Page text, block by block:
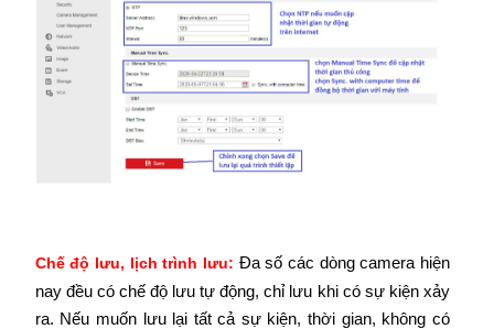
Chế độ lưu, lịch trình lưu: Đa số các dòng camera hiện
nay đều có chế độ lưu tự động, chỉ lưu khi có sự kiện xảy
ra. Nếu muốn lưu lại tất cả sự kiện, thời gian, không có